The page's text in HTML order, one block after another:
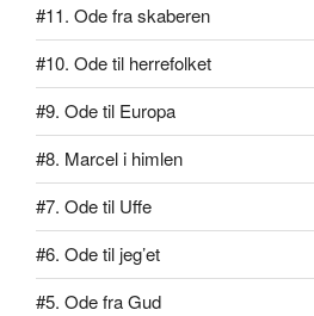
#11. Ode fra skaberen
#10. Ode til herrefolket
#9. Ode til Europa
#8. Marcel i himlen
#7. Ode til Uffe
#6. Ode til jeg’et
#5. Ode fra Gud